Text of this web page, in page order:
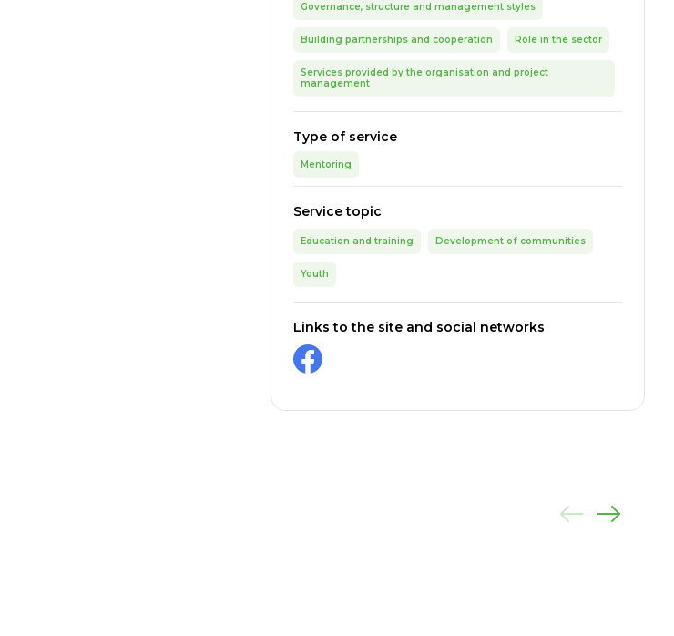
Governance, structure and management styles
Building partnerships and cooperation Role in the sector
Services provided by the organisation and project
management
Type of service
Mentoring
Service topic
Education and training Development of communities
Youth
Links to the site and social networks